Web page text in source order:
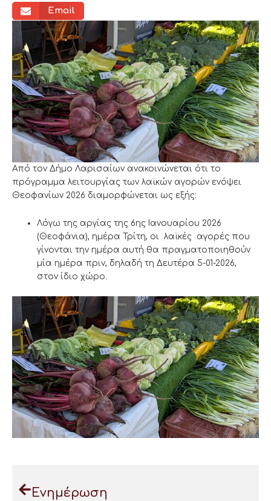
Email
Από τον Δήμο Λαρισαίων ανακοινώνεται ότι το
πρόγραμμα λειτουργίας των λαϊκών αγορών ενόψει
Θεοφανίων 2026 διαμορφώνεται ως εξής:
Λόγω της αργίας της 6ης Ιανουαρίου 2026
(Θεοφάνια), ημέρα Τρίτη, οι λαϊκές αγορές που
γίνονται την ημέρα αυτή θα πραγματοποιηθούν
μία ημέρα πριν, δηλαδή τη Δευτέρα 5-01-2026,
στον ίδιο χώρο.
Ενημέρωση